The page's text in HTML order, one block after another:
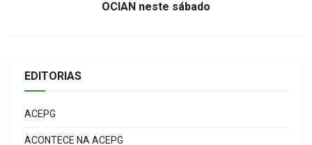
OCIAN neste sábado
EDITORIAS
ACEPG
ACONTECE NA ACEPG